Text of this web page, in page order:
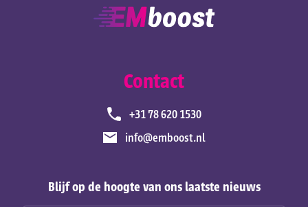
Contact
+31 78 620 1530
info@emboost.nl
Blijf op de hoogte van ons laatste nieuws